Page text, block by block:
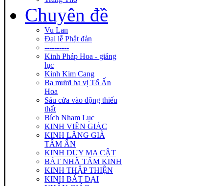
Chuyên đề
Vu Lan
Đại lễ Phật đản
----------
Kinh Pháp Hoa - giảng
lục
Kinh Kim Cang
Ba mươi ba vị Tổ Ấn
Hoa
Sáu cửa vào động thiếu
thất
Bích Nham Lục
KINH VIÊN GIÁC
KINH LĂNG GIÀ
TÂM ẤN
KINH DUY MA CẬT
BÁT NHÃ TÂM KINH
KINH THẬP THIỆN
KINH BÁT ĐẠI